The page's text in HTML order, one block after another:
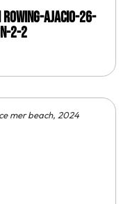
rowing-Ajacio-26-
2-2
mer beach, 2024